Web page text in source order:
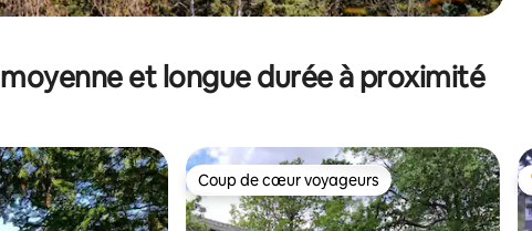
et longue durée à proximité
Coup de cœur voyageurs
Coup de cœur voyageurs